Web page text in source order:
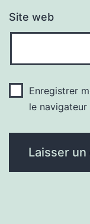
Site web
Enregistrer
le